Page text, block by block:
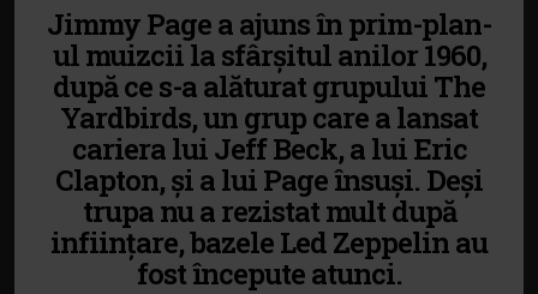
Jimmy Page a ajuns în prim-plan-
ul muizcii la sfârșitul anilor 1960,
după ce s-a alăturat grupului The
Yardbirds, un grup care a lansat
cariera lui Jeff Beck, a lui Eric
Clapton, și a lui Page însuși. Deși
trupa nu a rezistat mult după
inființare, bazele Led Zeppelin au
fost începute atunci.